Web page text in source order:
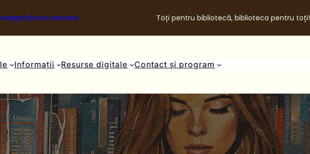
Toți pentru bibliotecă, biblioteca pentru toți!
Informații Resurse digitale Contact și program